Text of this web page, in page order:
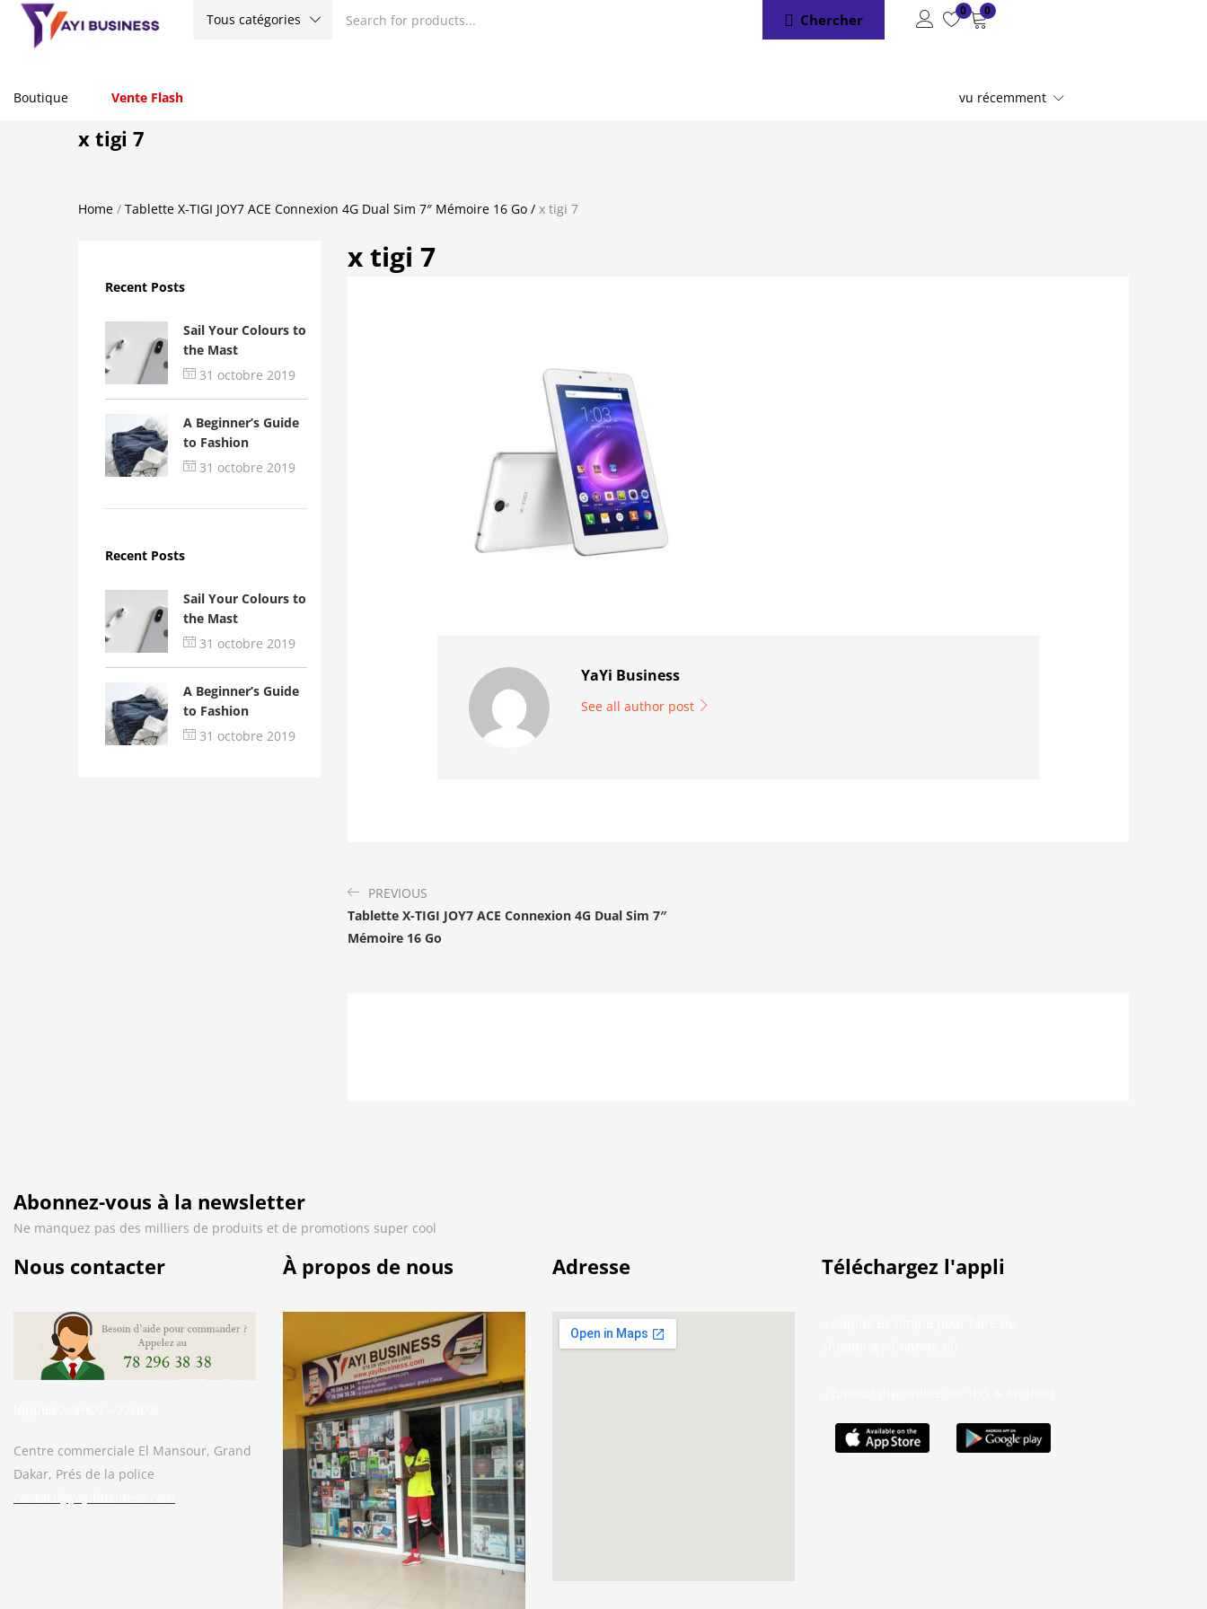
Tous catégories Chercher
0 0
Boutique Vente Flash vu récemment
x tigi 7
Home / Tablette X-TIGI JOY7 ACE Connexion 4G Dual Sim 7″ Mémoire 16 Go / x tigi 7
Recent Posts
Sail Your Colours to
the Mast
31 octobre 2019
A Beginner’s Guide
to Fashion
31 octobre 2019
Recent Posts
Sail Your Colours to
the Mast
31 octobre 2019
A Beginner’s Guide
to Fashion
31 octobre 2019
x tigi 7
YaYi Business
See all author post
PREVIOUS
Tablette X-TIGI JOY7 ACE Connexion 4G Dual Sim 7″
Mémoire 16 Go
Abonnez-vous à la newsletter
Ne manquez pas des milliers de produits et de promotions super cool
Nous contacter
Centre commerciale El Mansour, Grand
Dakar, Prés de la police
À propos de nous Adresse Téléchargez l'appli
Bonjour. En quoi puis-je vous aider ?